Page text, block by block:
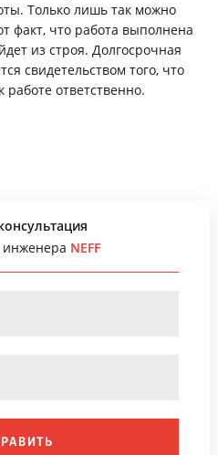
Только лишь так можно
факт, что работа выполнена
из строя. Долгосрочная
свидетельством того, что
ответственно.
инженера NEFF